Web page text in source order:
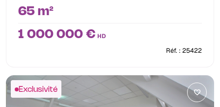
65 m²
1 000 000 € HD
Réf. : 25422
Exclusivité